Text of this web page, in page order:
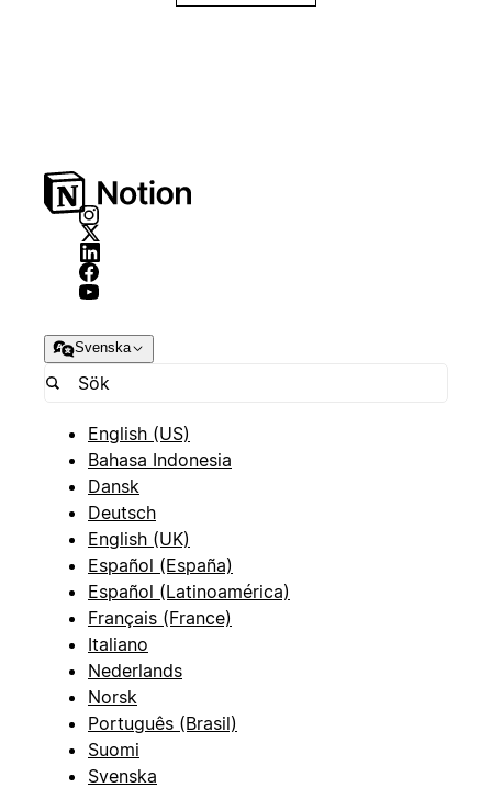
Svenska
English (US)
Bahasa Indonesia
Dansk
Deutsch
English (UK)
Español (España)
Español (Latinoamérica)
Français (France)
Italiano
Nederlands
Norsk
Português (Brasil)
Suomi
Svenska